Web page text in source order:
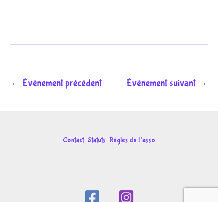
← Évènement précédent Évènement suivant →
Contact Statuts Règles de l’asso